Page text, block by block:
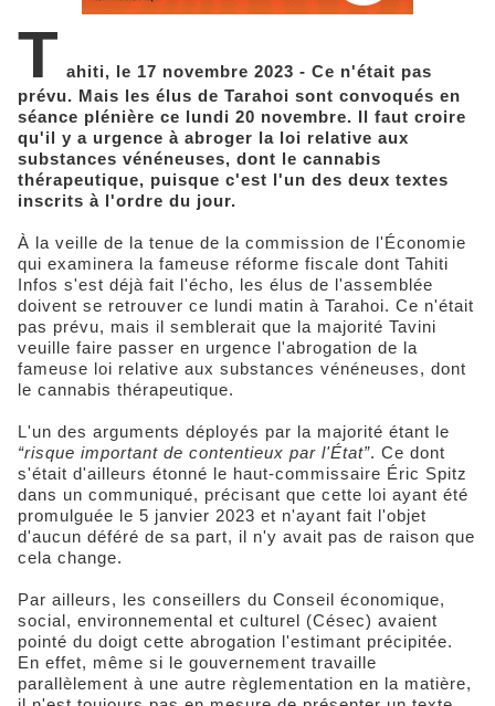
T ahiti, le 17 novembre 2023 - Ce n'était pas
prévu. Mais les élus de Tarahoi sont convoqués en
séance plénière ce lundi 20 novembre. Il faut croire
qu'il y a urgence à abroger la loi relative aux
substances vénéneuses, dont le cannabis
thérapeutique, puisque c'est l'un des deux textes
inscrits à l'ordre du jour.
À la veille de la tenue de la commission de l'Économie
qui examinera la fameuse réforme fiscale dont Tahiti
Infos s'est déjà fait l'écho, les élus de l'assemblée
doivent se retrouver ce lundi matin à Tarahoi. Ce n'était
pas prévu, mais il semblerait que la majorité Tavini
veuille faire passer en urgence l'abrogation de la
fameuse loi relative aux substances vénéneuses, dont
le cannabis thérapeutique.
L'un des arguments déployés par la majorité étant le
“risque important de contentieux par l'État”. Ce dont
s'était d'ailleurs étonné le haut-commissaire Éric Spitz
dans un communiqué, précisant que cette loi ayant été
promulguée le 5 janvier 2023 et n'ayant fait l'objet
d'aucun déféré de sa part, il n'y avait pas de raison que
cela change.
Par ailleurs, les conseillers du Conseil économique,
social, environnemental et culturel (Césec) avaient
pointé du doigt cette abrogation l'estimant précipitée.
En effet, même si le gouvernement travaille
parallèlement à une autre règlementation en la matière,